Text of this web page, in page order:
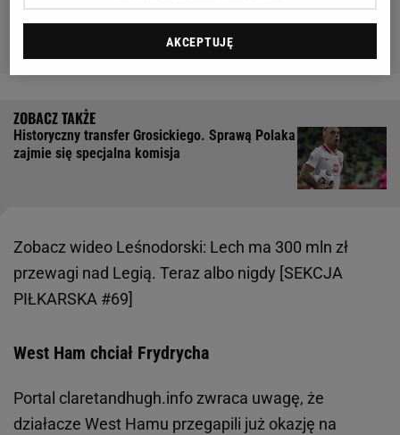
Historyczny transfer Grosickiego. Sprawą Polaka
zajmie się specjalna komisja
Zobacz wideo Leśnodorski: Lech ma 300 mln zł
przewagi nad Legią. Teraz albo nigdy [SEKCJA
PIŁKARSKA #69]
West Ham chciał Frydrycha
Portal claretandhugh.info zwraca uwagę, że
działacze West Hamu przegapili już okazję na
AKCEPTUJĘ